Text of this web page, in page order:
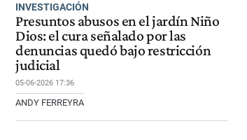
INVESTIGACIÓN
Presuntos abusos en el jardín Niño
Dios: el cura señalado por las
denuncias quedó bajo restricción
judicial
05-06-2026 17:36
ANDY FERREYRA